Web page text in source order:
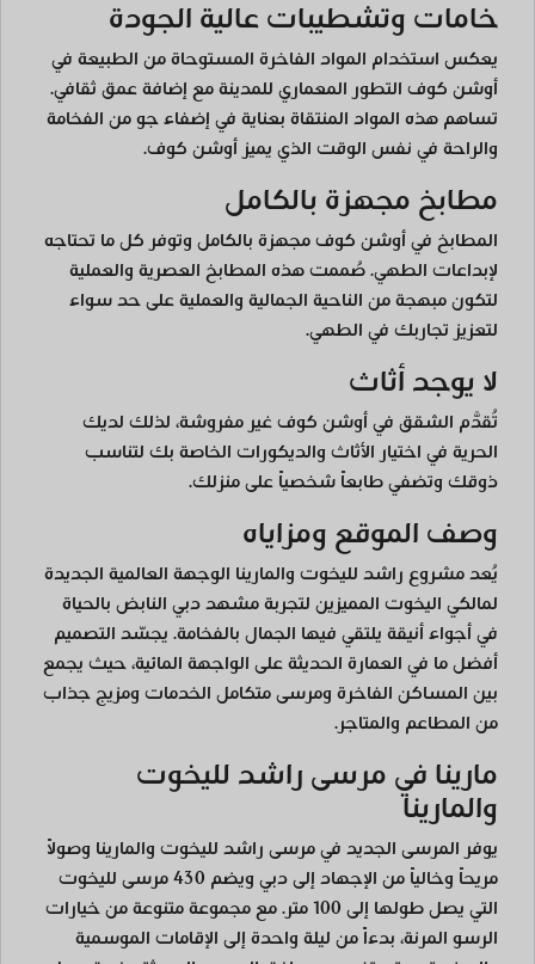
خامات وتشطيبات عالية الجودة
يعكس استخدام المواد الفاخرة المستوحاة من الطبيعة في
أوشن كوف التطور المعماري للمدينة مع إضافة عمق ثقافي.
تساهم هذه المواد المنتقاة بعناية في إضفاء جو من الفخامة
والراحة في نفس الوقت الذي يميز أوشن كوف.
مطابخ مجهزة بالكامل
المطابخ في أوشن كوف مجهزة بالكامل وتوفر كل ما تحتاجه
لإبداعات الطهي. صُممت هذه المطابخ العصرية والعملية
لتكون مبهجة من الناحية الجمالية والعملية على حد سواء
لتعزيز تجاربك في الطهي.
لا يوجد أثاث
تُقدَّم الشقق في أوشن كوف غير مفروشة، لذلك لديك
الحرية في اختيار الأثاث والديكورات الخاصة بك لتناسب
ذوقك وتضفي طابعاً شخصياً على منزلك.
وصف الموقع ومزاياه
يُعد مشروع راشد لليخوت والمارينا الوجهة العالمية الجديدة
لمالكي اليخوت المميزين لتجربة مشهد دبي النابض بالحياة
في أجواء أنيقة يلتقي فيها الجمال بالفخامة. يجسّد التصميم
أفضل ما في العمارة الحديثة على الواجهة المائية، حيث يجمع
بين المساكن الفاخرة ومرسى متكامل الخدمات ومزيج جذاب
من المطاعم والمتاجر.
مارينا في مرسى راشد لليخوت
والمارينا
يوفر المرسى الجديد في مرسى راشد لليخوت والمارينا وصولاً
مريحاً وخالياً من الإجهاد إلى دبي ويضم 430 مرسى لليخوت
التي يصل طولها إلى 100 متر. مع مجموعة متنوعة من خيارات
الرسو المرنة، بدءاً من ليلة واحدة إلى الإقامات الموسمية